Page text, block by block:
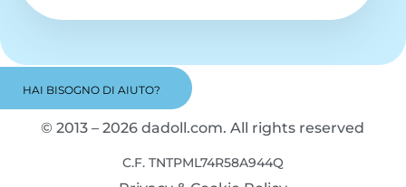
HAI BISOGNO DI AIUTO?
© 2013 – 2026 dadoll.com. All rights reserved
C.F. TNTPML74R58A944Q